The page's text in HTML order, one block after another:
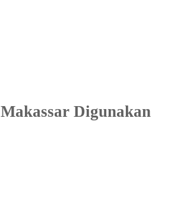
Digunakan